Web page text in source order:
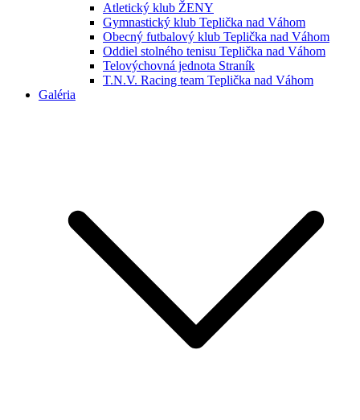
Atletický klub ŽENY
Gymnastický klub Teplička nad Váhom
Obecný futbalový klub Teplička nad Váhom
Oddiel stolného tenisu Teplička nad Váhom
Telovýchovná jednota Straník
T.N.V. Racing team Teplička nad Váhom
Galéria